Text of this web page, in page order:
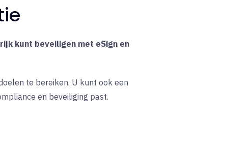
kunt beveiligen met eSign en
te bereiken. U kunt ook een
en beveiliging past.